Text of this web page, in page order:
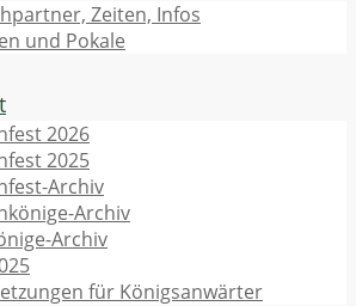
Zeiten, Infos
und Pokale
2026
2025
Archiv
Archiv
Archiv
für Königsanwärter